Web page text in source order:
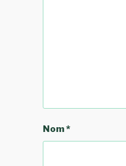
Nom*